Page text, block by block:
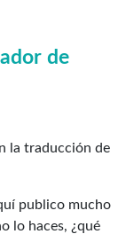
de
la traducción de
publico mucho
lo haces, ¿qué